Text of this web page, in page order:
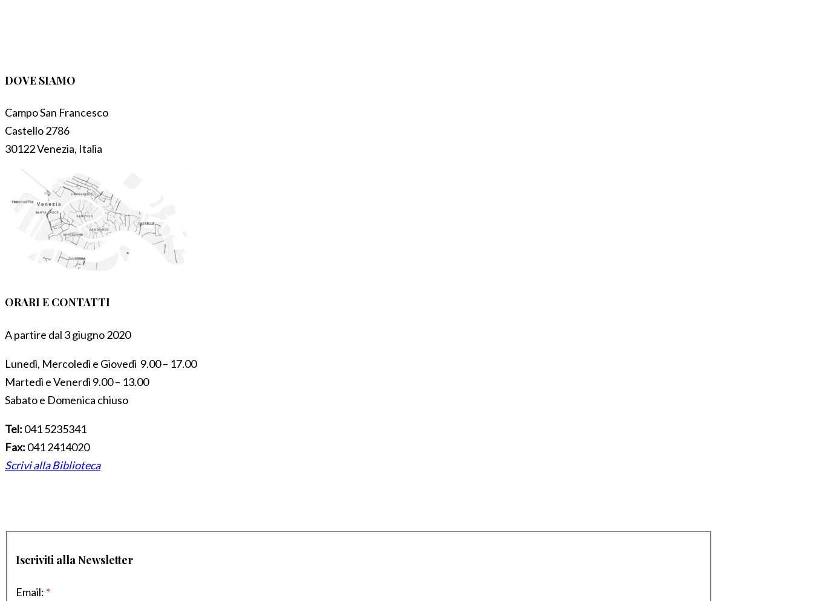
DOVE SIAMO
Campo San Francesco
Castello 2786
30122 Venezia, Italia
ORARI E CONTATTI
A partire dal 3 giugno 2020
Lunedì, Mercoledì e Giovedì 9.00 – 17.00
Martedì e Venerdì 9.00 – 13.00
Sabato e Domenica chiuso
Tel: 041 5235341
Fax: 041 2414020
Scrivi alla Biblioteca
Iscriviti alla Newsletter
Email: *